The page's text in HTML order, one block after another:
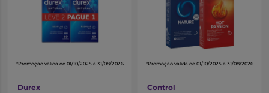
*Promoção válida de 01/10/2025 a 31/08/2026
Durex
*Promoção válida de 01/10/2025 a 31/08/2026
Control